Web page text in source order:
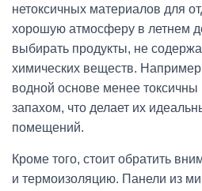
нетоксичных материалов для
хорошую атмосферу в летнем
выбирать продукты, не
химических веществ.
водной основе менее
запахом, что делает их
помещений.
Кроме того, стоит обратить
и термоизоляцию. Панели из